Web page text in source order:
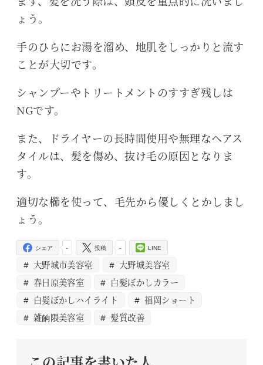
ょう。
手のひらにお湯を溜め、地肌をしっかりと流す
ことが大切です。
シャンプーやトリートメントのすすぎ残しは
NGです。
また、ドライヤーの長時間使用や無理なヘアス
タイルは、髪を傷め、抜け毛の原因となりま
す。
適切な櫛を使って、毛先から優しくとかしまし
ょう。
-
シェア -
投稿 LINE
大野城市美容室
大野城美容室
春日原美容室
白髪ぼかしカラー
白髪ぼかしハイライト
福岡ショート
雑餉隈美容室
髪質改善